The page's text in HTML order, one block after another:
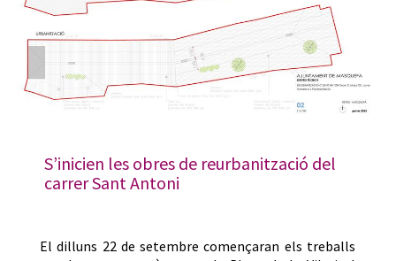
S’inicien les obres de reurbanització del
carrer Sant Antoni
El dilluns 22 de setembre començaran els treballs